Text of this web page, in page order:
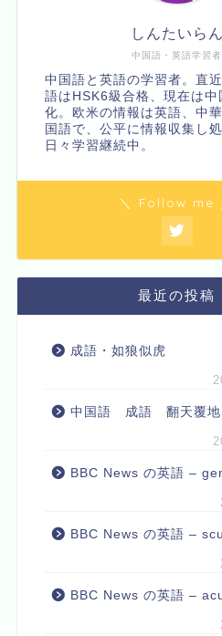
中国語・英語学習者
しんたいらん
中国語と英語の学習者。直
語はHSK6級合格、現在は中
化。欧米の情報は英語、中
国語で、公平に情報収集し
日々学習継続中。
＼ Follow me
最近の投稿
成語・如狼似虎
中国語 成語 翻天覆地
BBC News の英語 –
BBC News の英語 –
BBC News の英語 –